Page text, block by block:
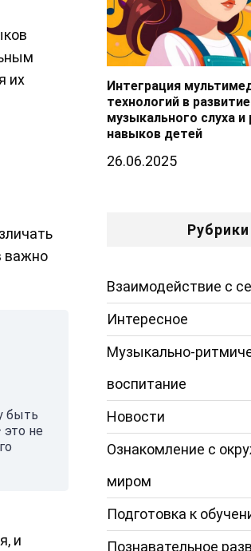
их
важно
быть
не
и
Интеграция
технологий в развитие
музыкального слуха и
навыков детей
26.06.2025
Рубрики
Взаимодействие с
Интересное
Музыкально-
воспитание
Новости
Ознакомление с
миром
Подготовка к
Познавательное